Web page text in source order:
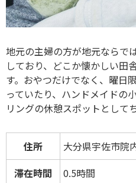
地元の主婦の方が地元ならで
しており、どこか懐かしい田
す。おやつだけでなく、曜日
っていたり、ハンドメイドの
リングの休憩スポットとして
住所
大分県宇佐市院
滞在時間
0.5時間